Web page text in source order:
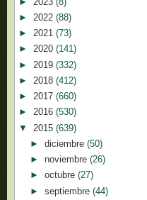
► 2022 (88)
► 2021 (73)
► 2020 (141)
► 2019 (332)
► 2018 (412)
► 2017 (660)
► 2016 (530)
▼ 2015 (639)
► diciembre (50)
► noviembre (26)
► octubre (27)
► septiembre (44)